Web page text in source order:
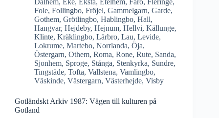
Dalhem, Eke, Eksta, Etelhem, Fårö, Fleringe,
Fole, Follingbo, Fröjel, Gammelgarn, Garde,
Gothem, Grötlingbo, Hablingbo, Hall,
Hangvar, Hejdeby, Hejnum, Hellvi, Källunge,
Klinte, Kräklingbo, Lärbro, Lau, Levide,
Lokrume, Martebo, Norrlanda, Öja,
Östergarn, Othem, Roma, Rone, Rute, Sanda,
Sjonhem, Sproge, Stånga, Stenkyrka, Sundre,
Tingstäde, Tofta, Vallstena, Vamlingbo,
Väskinde, Västergarn, Västerhejde, Visby
Gotländskt Arkiv 1987: Vägen till kulturen på
Gotland